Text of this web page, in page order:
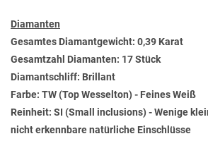
Diamanten
Gesamtes Diamantgewicht: 0,39 Karat
Gesamtzahl Diamanten: 17 Stück
Diamantschliff: Brillant
Farbe: TW (Top Wesselton) - Feines Weiß
Reinheit: SI (Small inclusions) - Wenige
nicht erkennbare natürliche Einschlüsse